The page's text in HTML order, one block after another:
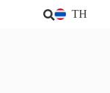
TH